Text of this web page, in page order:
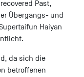
Past,
Übergangs- und
Haiyan
da sich die
betroffenen